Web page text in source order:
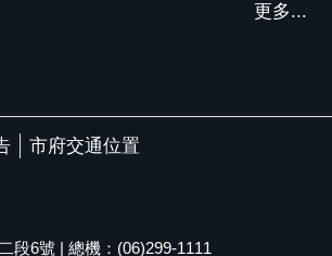
更多...
市府交通位置
段6號 | 總機：(06)299-1111